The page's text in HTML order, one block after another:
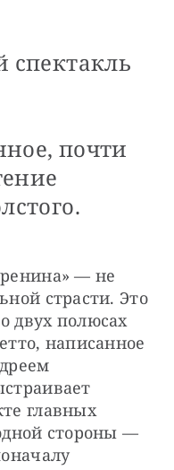
спектакль
почти
— не
страсти. Это
двух полюсах
написанное
главных
стороны —